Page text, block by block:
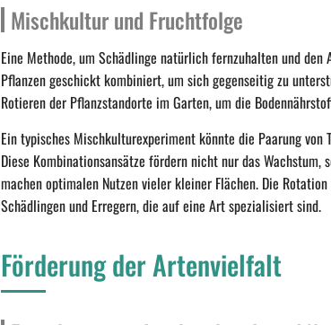
Mischkultur und Fruchtfolge
Eine Methode, um Schädlinge natürlich fernzuhalten und
Pflanzen geschickt kombiniert, um sich gegenseitig zu
Rotieren der Pflanzstandorte im Garten, um die
Ein typisches Mischkulturexperiment könnte die Paarung
Diese Kombinationsansätze fördern nicht nur das
machen optimalen Nutzen vieler kleiner Flächen. Die
Schädlingen und Erregern, die auf eine Art spezialisiert sind.
Förderung der Artenvielfalt